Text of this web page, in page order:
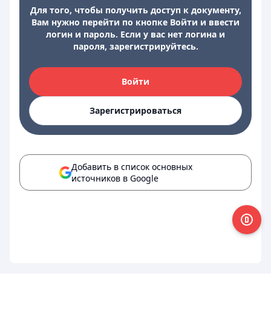
Для того, чтобы получить доступ к документу,
Вам нужно перейти по кнопке Войти и ввести
логин и пароль. Если у вас нет логина и
пароля, зарегистрируйтесь.
Войти
Зарегистрироваться
Добавить в список основных
источников в Google